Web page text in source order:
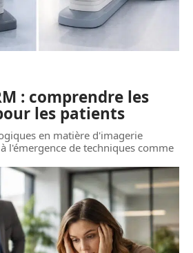
: comprendre les
les patients
en matière d'imagerie
l'émergence de techniques comme